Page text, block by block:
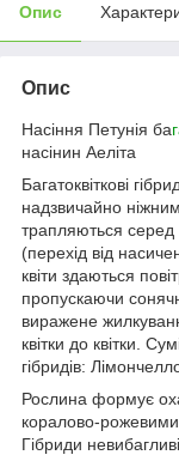
Опис
Опис
Насіння Петунія ба
насінин Аеліта
Багатоквіткові
надзвичайно
трапляються серед
(перехід від
квіти здаються
пропускаючи
виражене
квітки до квітки.
гібридів:
Рослина формує
коралово-
Гібриди